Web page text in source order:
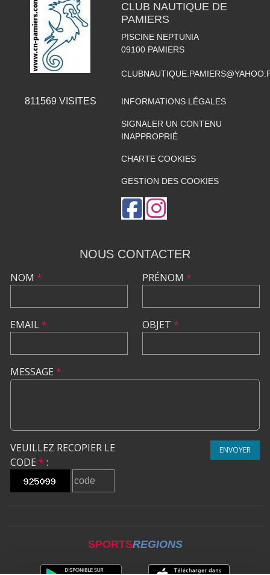
811569 VISITES
CLUB NAUTIQUE DE
PAMIERS
PISCINE NEPTUNIA
09100 PAMIERS
INFORMATIONS LÉGALES
SIGNALER UN CONTENU
INAPPROPRIÉ
CHARTE COOKIES
GESTION DES COOKIES
NOUS CONTACTER
NOM *
EMAIL*
PRÉNOM *
OBJET *
MESSAGE *
VEUILLEZ RECOPIER LE
CODE * :
ENVOYER
SPORTSREGIONS